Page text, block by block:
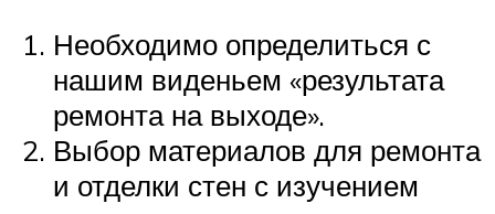
Необходимо определиться с
нашим виденьем «результата
ремонта на выходе».
Выбор материалов для ремонта
и отделки стен с изучением